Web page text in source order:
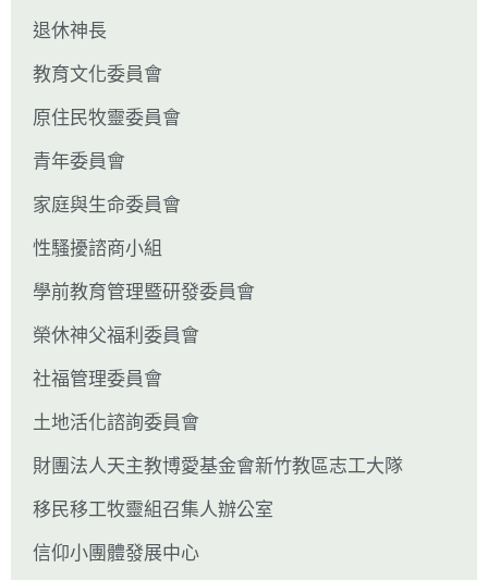
退休神長
教育文化委員會
原住民牧靈委員會
青年委員會
家庭與生命委員會
性騷擾諮商小組
學前教育管理暨研發委員會
榮休神父福利委員會
社福管理委員會
土地活化諮詢委員會
財團法人天主教博愛基金會新竹教區志工大隊
移民移工牧靈組召集人辦公室
信仰小團體發展中心